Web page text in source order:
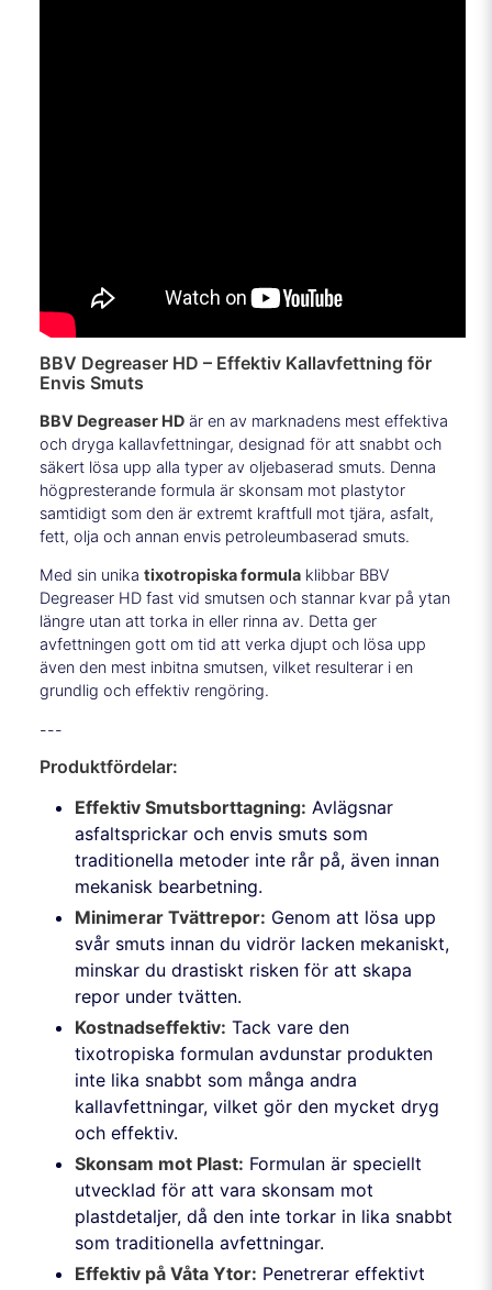
BBV Degreaser HD – Effektiv Kallavfettning för
Envis Smuts
BBV Degreaser HD är en av marknadens mest effektiva
och dryga kallavfettningar, designad för att snabbt och
säkert lösa upp alla typer av oljebaserad smuts. Denna
högpresterande formula är skonsam mot plastytor
samtidigt som den är extremt kraftfull mot tjära, asfalt,
fett, olja och annan envis petroleumbaserad smuts.
Med sin unika tixotropiska formula klibbar BBV
Degreaser HD fast vid smutsen och stannar kvar på ytan
längre utan att torka in eller rinna av. Detta ger
avfettningen gott om tid att verka djupt och lösa upp
även den mest inbitna smutsen, vilket resulterar i en
grundlig och effektiv rengöring.
---
Produktfördelar:
Effektiv Smutsborttagning: Avlägsnar
asfaltsprickar och envis smuts som
traditionella metoder inte rår på, även innan
mekanisk bearbetning.
Minimerar Tvättrepor: Genom att lösa upp
svår smuts innan du vidrör lacken mekaniskt,
minskar du drastiskt risken för att skapa
repor under tvätten.
Kostnadseffektiv: Tack vare den
tixotropiska formulan avdunstar produkten
inte lika snabbt som många andra
kallavfettningar, vilket gör den mycket dryg
och effektiv.
Skonsam mot Plast: Formulan är speciellt
utvecklad för att vara skonsam mot
plastdetaljer, då den inte torkar in lika snabbt
som traditionella avfettningar.
Effektiv på Våta Ytor: Penetrerar effektivt